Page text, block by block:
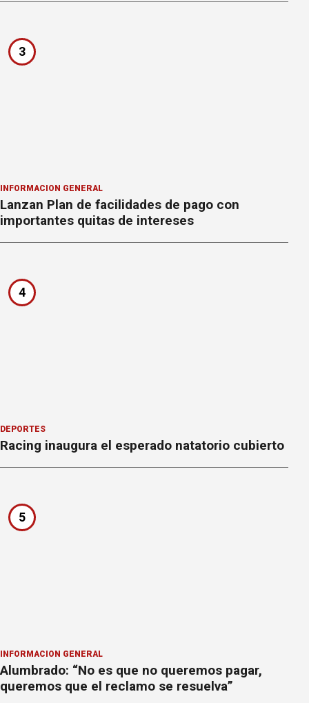
3
INFORMACION GENERAL
Lanzan Plan de facilidades de pago con
importantes quitas de intereses
4
DEPORTES
Racing inaugura el esperado natatorio cubierto
5
INFORMACION GENERAL
Alumbrado: “No es que no queremos pagar,
queremos que el reclamo se resuelva”